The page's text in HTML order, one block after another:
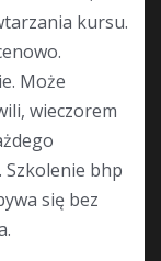
kursu.
Może
wieczorem
Szkolenie bhp
się bez